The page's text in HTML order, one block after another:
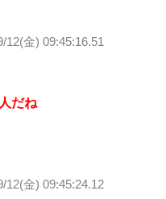
12(金) 09:45:16.51
だね
12(金) 09:45:24.12